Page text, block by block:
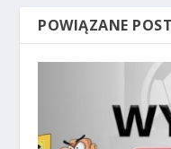
POWIĄZANE